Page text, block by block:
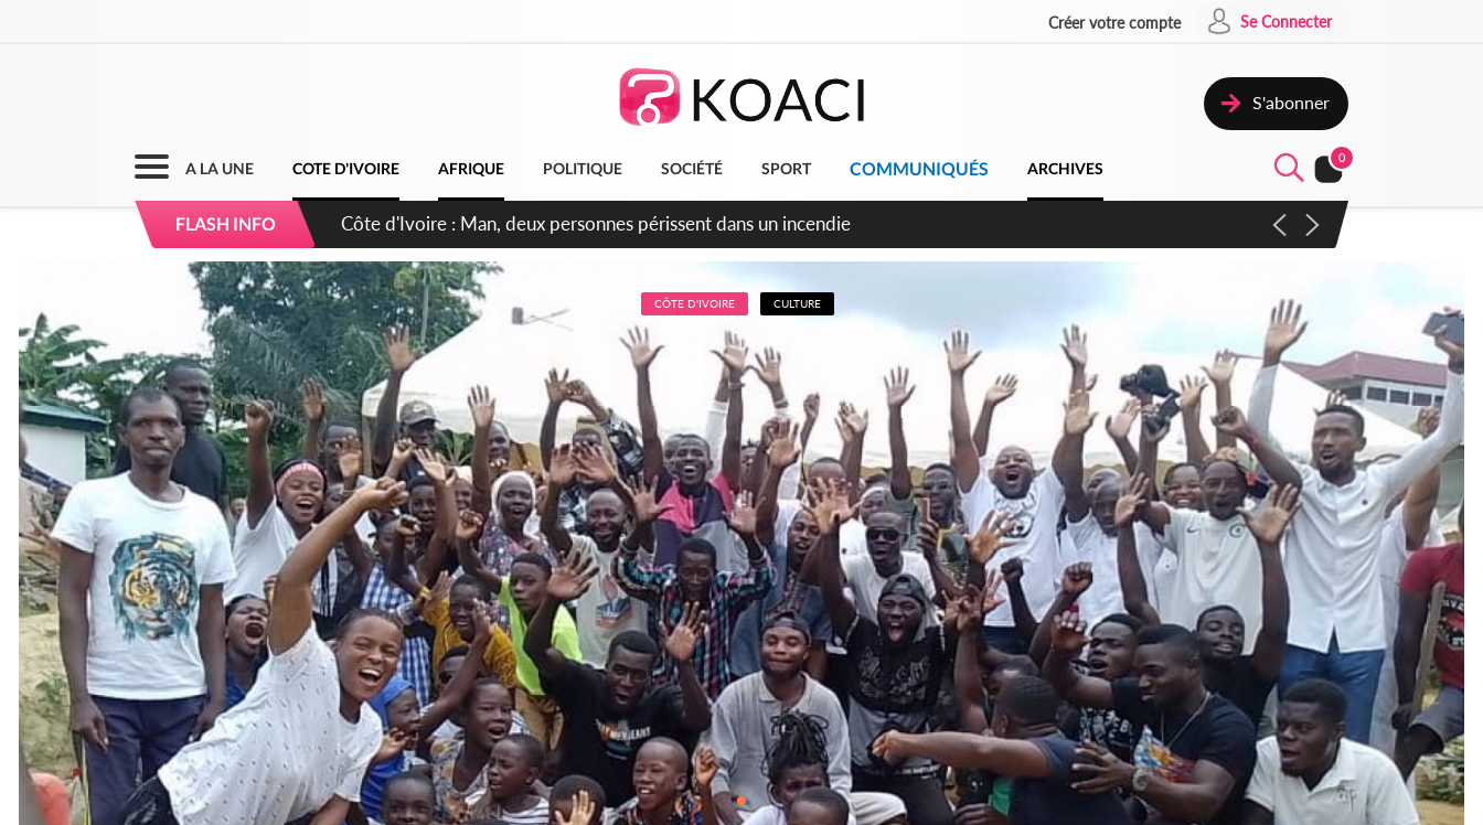
Créer votre compte Se Connecter
S'abonner
A LA UNE COTE D'IVOIRE AFRIQUE POLITIQUE SOCIÉTÉ SPORT COMMUNIQUÉS ARCHIVES
0
FLASH INFO
Côte d'Ivoire : Séileu, la célébration de la fête nationale transformée en vaste campagne contre les produits
dépigmentants dangereux
CÔTE D'IVOIRE CULTURE